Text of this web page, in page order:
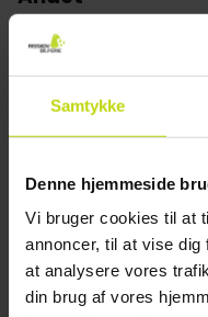
Samtykke
Denne hjemmeside
Vi bruger cookies til at
annoncer, til at vise
at analysere vores
din brug af vores
The Cottage
eller
komfortable og
har eget
Gratis parkering
Wifi
Gratis internet
Elevator
Renoveret: 2000
Opladning af elbil
Motorcykel
Etager: 1
Restaurant